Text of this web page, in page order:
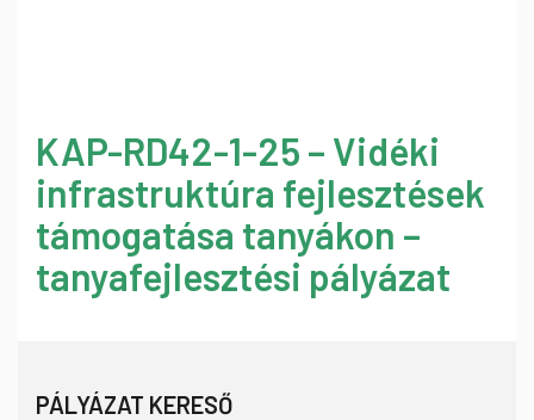
KAP-RD42-1-25 – Vidéki
infrastruktúra fejlesztések
támogatása tanyákon –
tanyafejlesztési pályázat
PÁLYÁZAT KERESŐ